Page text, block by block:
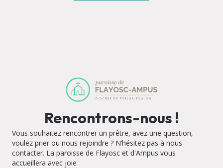
Rencontrons-nous !
Vous souhaitez rencontrer un prêtre, avez une question,
voulez prier ou nous rejoindre ? N’hésitez pas à nous
contacter. La paroisse de Flayosc et d'Ampus vous
accueillera avec joie